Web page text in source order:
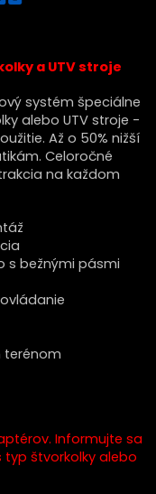
a UTV stroje
systém špeciálne
alebo UTV stroje -
Až o 50% nižší
Celoročné
na každom
s bežnými pásmi
terénom
Informujte sa
štvorkolky alebo